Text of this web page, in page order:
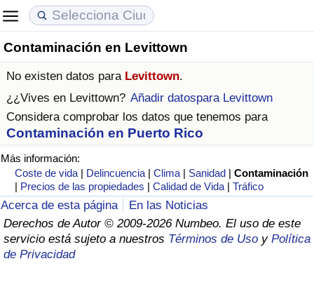
Contaminación en Levittown
No existen datos para Levittown.
¿¿Vives en Levittown? Añadir datospara Levittown
Considera comprobar los datos que tenemos para
Contaminación en Puerto Rico
Más información:
Coste de vida | Delincuencia |Clima | Sanidad |Contaminación
| Precios de las propiedades |Calidad de Vida |Tráfico
Acerca de esta página
En las Noticias
Derechos de Autor © 2009-2026 Numbeo. El uso de este
servicio está sujeto a nuestros Términos de Uso y Política
de Privacidad
Coste de vida
Índice de Costo de Vida
Índice de costo de vida por país
en aqaba
Precios de las propiedades
Índice de Precios de Inmuebles
Índice de Precios de Inmuebles por País
Calidad de Vida
Índice de Calidad de Vida (Actual)
Índice de calidad de vida por país
Delincuencia
Calificación del Índice de Criminalidad
(Actual)